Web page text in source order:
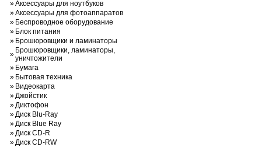
»Аксессуары для ноутбуков
»Аксессуары для фотоаппаратов
» Беспроводное оборудование
» Блок питания
» Брошюровщики и ламинаторы
» Брошюровщики, ламинаторы,
уничтожители
» Бумага
» Бытовая техника
» Видеокарта
»Джойстик
»Диктофон
»Диск Blu-Ray
»Диск Blue Ray
»Диск CD-R
»Диск CD-RW